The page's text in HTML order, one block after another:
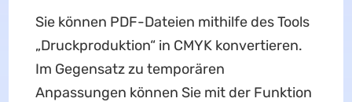
Sie können PDF-Dateien mithilfe des Tools
„Druckproduktion“ in CMYK konvertieren.
Im Gegensatz zu temporären
Anpassungen können Sie mit der Funktion